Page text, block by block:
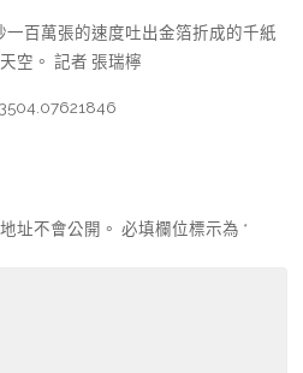
百萬張的速度吐出金箔折成的千紙
空。 記者 張瑞檸
址不會公開。 必填欄位標示為 *